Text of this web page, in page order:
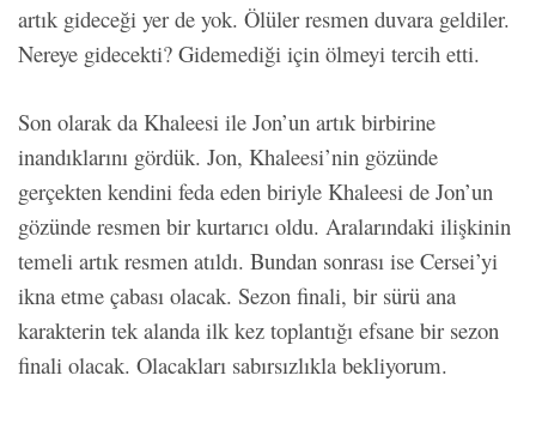
artık gideceği yer de yok. Ölüler resmen duvara geldiler.
Nereye gidecekti? Gidemediği için ölmeyi tercih etti.
Son olarak da Khaleesi ile Jon’un artık birbirine
inandıklarını gördük. Jon, Khaleesi’nin gözünde
gerçekten kendini feda eden biriyle Khaleesi de Jon’un
gözünde resmen bir kurtarıcı oldu. Aralarındaki ilişkinin
temeli artık resmen atıldı. Bundan sonrası ise Cersei’yi
ikna etme çabası olacak. Sezon finali, bir sürü ana
karakterin tek alanda ilk kez toplantığı efsane bir sezon
finali olacak. Olacakları sabırsızlıkla bekliyorum.